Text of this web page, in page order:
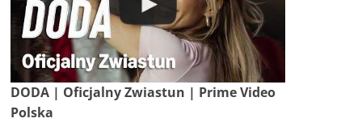
DODA | Oficjalny Zwiastun | Prime Video
Polska